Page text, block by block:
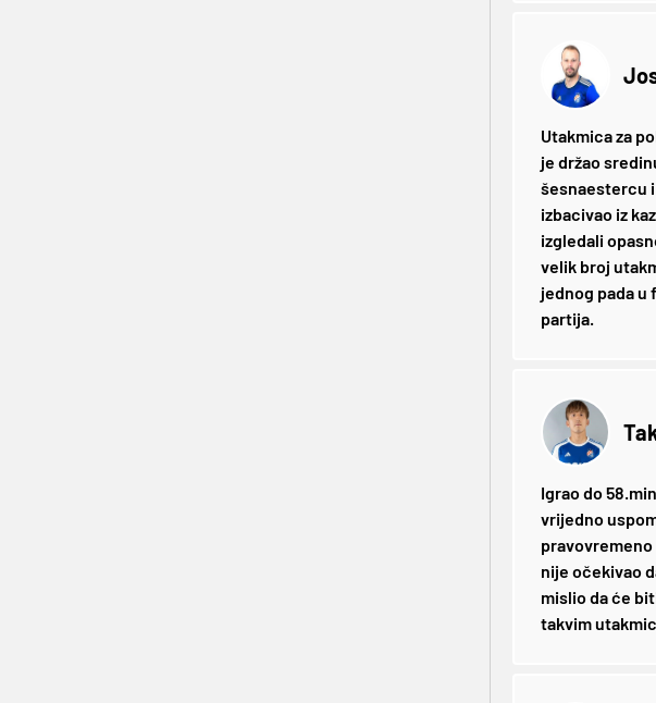
Utakmica za
je držao
šesnaestercu
izbacivao iz
izgledali
velik broj
jednog pada u
partija.
Igrao do
vrijedno
nije očekivao
mislio da će
takvim